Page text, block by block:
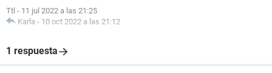
Ttl - 11 jul 2022 a las 21:25
Karla - 10 oct 2022 a las 21:12
1 respuesta